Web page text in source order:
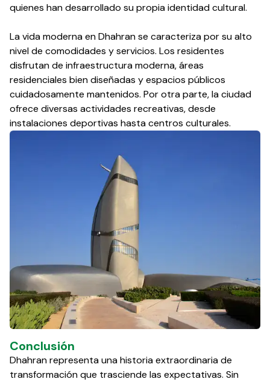
quienes han desarrollado su propia identidad cultural.
La vida moderna en Dhahran se caracteriza por su alto
nivel de comodidades y servicios. Los residentes
disfrutan de infraestructura moderna, áreas
residenciales bien diseñadas y espacios públicos
cuidadosamente mantenidos. Por otra parte, la ciudad
ofrece diversas actividades recreativas, desde
instalaciones deportivas hasta centros culturales.
Conclusión
Dhahran representa una historia extraordinaria de
transformación que trasciende las expectativas. Sin